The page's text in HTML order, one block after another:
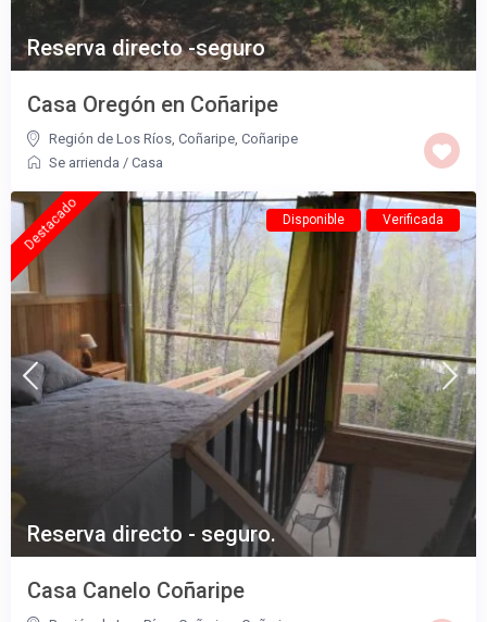
Reserva directo -seguro
Casa Oregón en Coñaripe
Región de Los Ríos, Coñaripe ,Coñaripe
Se arrienda /Casa
Reserva directo - seguro.
Destacado Disponible Verificada
Casa Canelo Coñaripe